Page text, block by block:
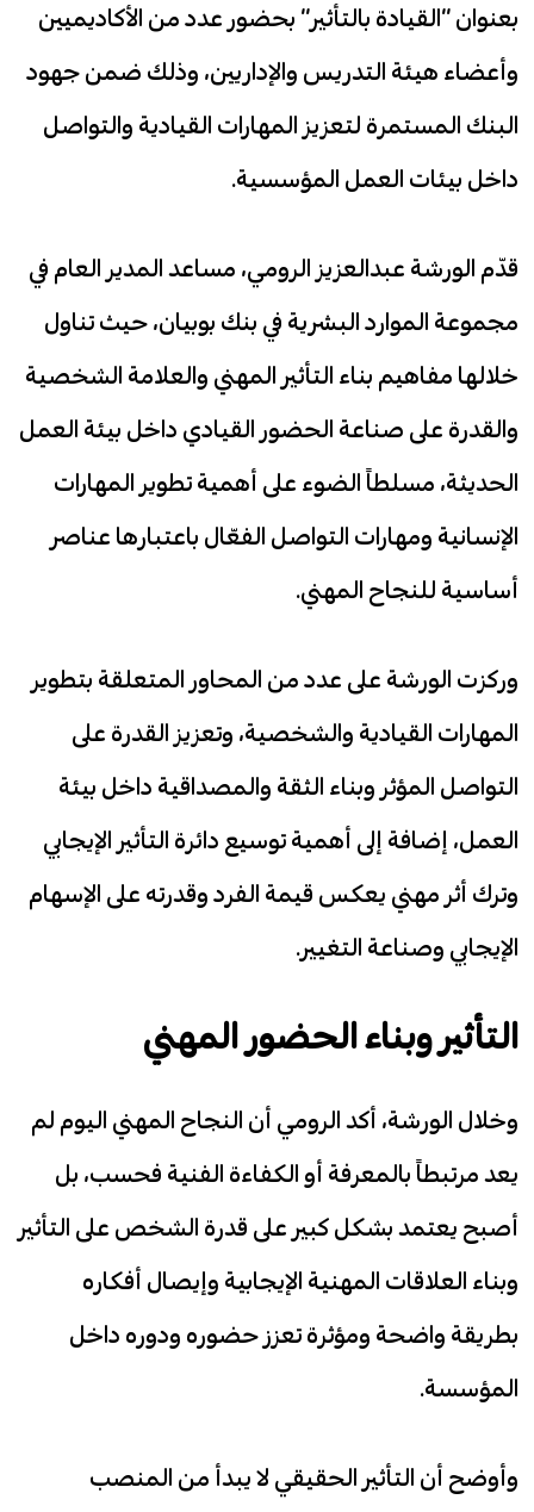
بعنوان “القيادة بالتأثير” بحضور عدد من الأكاديميين
وأعضاء هيئة التدريس والإداريين، وذلك ضمن جهود
البنك المستمرة لتعزيز المهارات القيادية والتواصل
داخل بيئات العمل المؤسسية.
قدّم الورشة عبدالعزيز الرومي، مساعد المدير العام في
مجموعة الموارد البشرية في بنك بوبيان، حيث تناول
خلالها مفاهيم بناء التأثير المهني والعلامة الشخصية
والقدرة على صناعة الحضور القيادي داخل بيئة العمل
الحديثة، مسلطاً الضوء على أهمية تطوير المهارات
الإنسانية ومهارات التواصل الفعّال باعتبارها عناصر
أساسية للنجاح المهني.
وركزت الورشة على عدد من المحاور المتعلقة بتطوير
المهارات القيادية والشخصية، وتعزيز القدرة على
التواصل المؤثر وبناء الثقة والمصداقية داخل بيئة
العمل، إضافة إلى أهمية توسيع دائرة التأثير الإيجابي
وترك أثر مهني يعكس قيمة الفرد وقدرته على الإسهام
الإيجابي وصناعة التغيير.
التأثير وبناء الحضور المهني
وخلال الورشة، أكد الرومي أن النجاح المهني اليوم لم
يعد مرتبطاً بالمعرفة أو الكفاءة الفنية فحسب، بل
أصبح يعتمد بشكل كبير على قدرة الشخص على التأثير
وبناء العلاقات المهنية الإيجابية وإيصال أفكاره
بطريقة واضحة ومؤثرة تعزز حضوره ودوره داخل
المؤسسة.
وأوضح أن التأثير الحقيقي لا يبدأ من المنصب